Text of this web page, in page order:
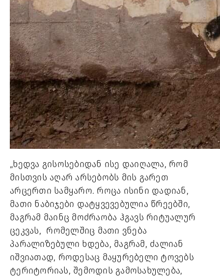
„ხედვა გისოსებიდან ისე დაიღალა, რომ
მისთვის აღარ არსებობს მის გარეთ
არცერთი სამყარო. როცა ისინი დადიან,
მათი ნაბიჯები დატყვევებულია წრეებში,
მაგრამ მაინც მოძრაობა ჰგავს რიტუალურ
ცეკვას,  რომელშიც მათი ვნება
პარალიზებული ხდება, მაგრამ, ძალიან
იშვიათად, როდესაც მაყურებელი ტოვებს
ტერიტორიას, შემოდის გამოსახულება,